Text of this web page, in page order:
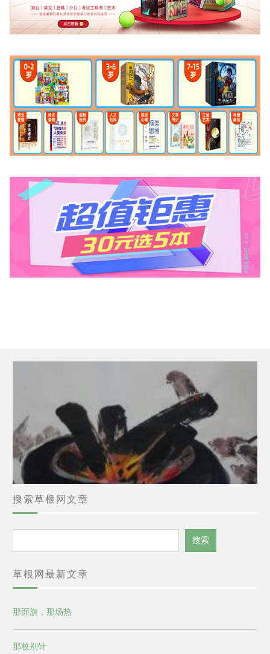
搜索草根网文章
索
搜索
草根网最新文章
那面旗，那场热
那枚别针